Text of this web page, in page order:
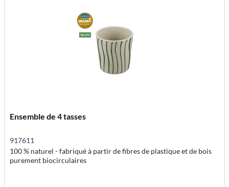
Ensemble de 4 tasses
917611
100 % naturel - fabriqué à partir de fibres de plastique et de bois
purement biocirculaires